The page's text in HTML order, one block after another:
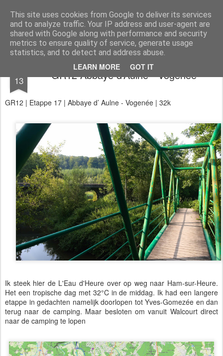
This site uses cookies from Google to deliver its services
and to analyze traffic. Your IP address and user-agent are
shared with Google along with performance and security
metrics to ensure quality of service, generate usage
statistics, and to detect and address abuse.
LEARN MORE GOT IT
Aan de wind een wandelblog
Kaart Dagtochten LAW's Buitenland E2 E9 GR12
13 GR12 Abbaye d’Aulne - Vogenée
GR12 | Etappe 17 | Abbaye d’ Aulne - Vogenée | 32k
Ik steek hier de L'Eau d'Heure over op weg naar Ham-sur-Heure.
Het een tropische dag met 32°C in de middag. Ik had een langere
etappe in gedachten namelijk doorlopen tot Yves-Gomezée en dan
terug naar de camping. Maar besloten om vanuit Walcourt direct
naar de camping te lopen